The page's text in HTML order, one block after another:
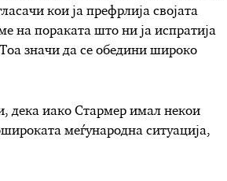
кои ја префрлија својата
на пораката што ни ја испратија
значи да се обедини широко
дека иако Стармер имал некои
меѓународна ситуација,